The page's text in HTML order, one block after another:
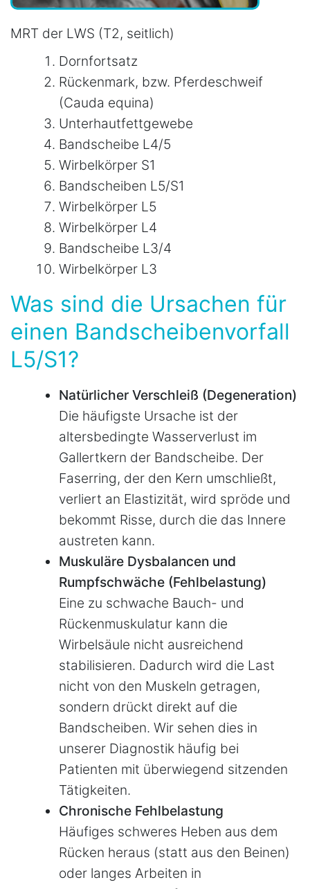
MRT der LWS (T2, seitlich)
Dornfortsatz
Rückenmark, bzw. Pferdeschweif
(Cauda equina)
Unterhautfettgewebe
Bandscheibe L4/5
Wirbelkörper S1
Bandscheiben L5/S1
Wirbelkörper L5
Wirbelkörper L4
Bandscheibe L3/4
Wirbelkörper L3
Was sind die Ursachen für
einen Bandscheibenvorfall
L5/S1?
Natürlicher Verschleiß (Degeneration)
Die häufigste Ursache ist der
altersbedingte Wasserverlust im
Gallertkern der Bandscheibe. Der
Faserring, der den Kern umschließt,
verliert an Elastizität, wird spröde und
bekommt Risse, durch die das Innere
austreten kann.
Muskuläre Dysbalancen und
Rumpfschwäche (Fehlbelastung)
Eine zu schwache Bauch- und
Rückenmuskulatur kann die
Wirbelsäule nicht ausreichend
stabilisieren. Dadurch wird die Last
nicht von den Muskeln getragen,
sondern drückt direkt auf die
Bandscheiben. Wir sehen dies in
unserer Diagnostik häufig bei
Patienten mit überwiegend sitzenden
Tätigkeiten.
Chronische Fehlbelastung
Häufiges schweres Heben aus dem
Rücken heraus (statt aus den Beinen)
oder langes Arbeiten in